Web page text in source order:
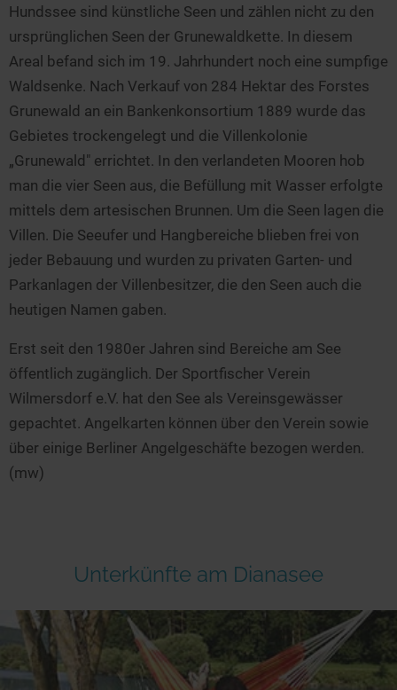
Glamping
Seen in Europa
Österreich
Schweiz
Niederlande
Schweden
Norwegen
Hundssee sind künstliche Seen und zählen nicht zu den
ursprünglichen Seen der Grunewaldkette. In diesem
Areal befand sich im 19. Jahrhundert noch eine sumpfige
Waldsenke. Nach Verkauf von 284 Hektar des Forstes
Grunewald an ein Bankenkonsortium 1889 wurde das
Gebietes trockengelegt und die Villenkolonie
„Grunewald" errichtet. In den verlandeten Mooren hob
man die vier Seen aus, die Befüllung mit Wasser erfolgte
mittels dem artesischen Brunnen. Um die Seen lagen die
Villen. Die Seeufer und Hangbereiche blieben frei von
jeder Bebauung und wurden zu privaten Garten- und
Parkanlagen der Villenbesitzer, die den Seen auch die
heutigen Namen gaben.
Erst seit den 1980er Jahren sind Bereiche am See
öffentlich zugänglich. Der Sportfischer Verein
Wilmersdorf e.V. hat den See als Vereinsgewässer
gepachtet. Angelkarten können über den Verein sowie
über einige Berliner Angelgeschäfte bezogen werden.
(mw)
Unterkünfte am Dianasee